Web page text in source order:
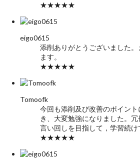
★★★★★
eigo0615
添削ありがとうございました
ます。
★★★★★
Tomoofk
今回も添削及び改善のポイン
き、大変勉強になりました。
言い回しを目指して，学習続け
★★★★★